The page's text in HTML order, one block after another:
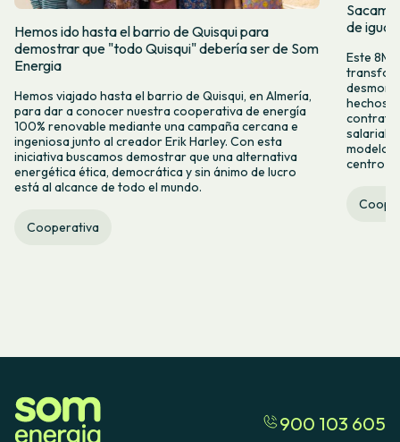
Hemos ido hasta el barrio de Quisqui para
demostrar que "todo Quisqui" debería ser de Som
Energia
Hemos viajado hasta el barrio de Quisqui, en Almería,
para dar a conocer nuestra cooperativa de energía
100% renovable mediante una campaña cercana e
ingeniosa junto al creador Erik Harley. Con esta
iniciativa buscamos demostrar que una alternativa
energética ética, democrática y sin ánimo de lucro
está al alcance de todo el mundo.
Cooperativa
de
Este 8M,
hechos y
salarial y
modelo
centro
900 103 605